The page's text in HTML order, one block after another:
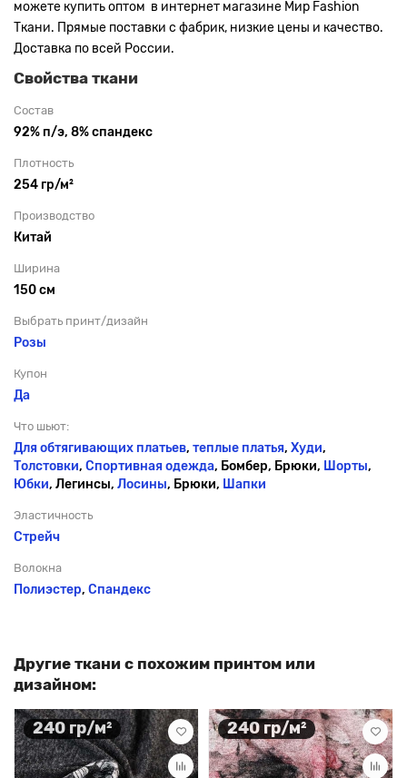
можете купить оптом в интернет магазине Мир Fashion
Ткани. Прямые поставки с фабрик, низкие цены и качество.
Доставка по всей России.
Свойства ткани
Состав
92% п/э, 8% спандекс
Плотность
254 гр/м²
Производство
Китай
Ширина
150 см
Выбрать принт/дизайн
Розы
Купон
Да
Что шьют:
Для обтягивающих платьев, теплые платья, Худи,
Толстовки, Спортивная одежда, Бомбер, Брюки, Шорты,
Юбки, Легинсы, Лосины, Брюки, Шапки
Эластичность
Стрейч
Волокна
Полиэстер, Спандекс
Другие ткани с похожим принтом или
дизайном:
240 гр/м² 240 гр/м²